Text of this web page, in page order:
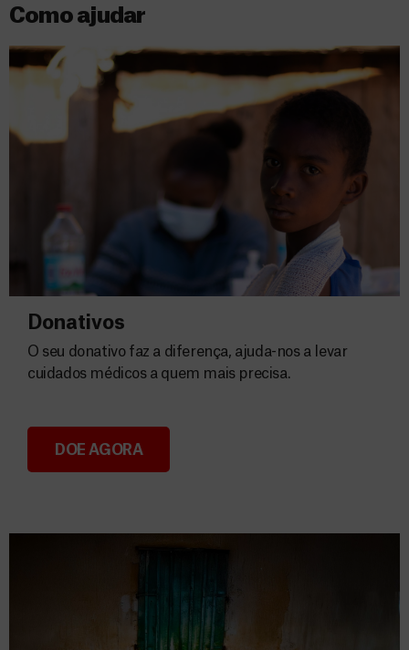
Como ajudar
Donativos
Donativos
O seu donativo faz a diferença, ajuda-nos a levar
cuidados médicos a quem mais precisa.
DOE AGORA